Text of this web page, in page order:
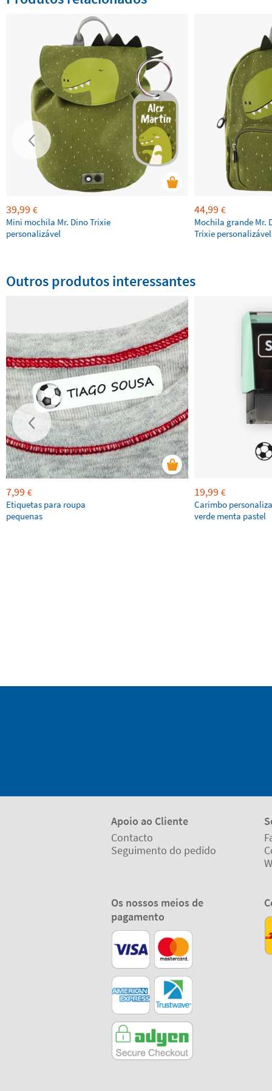
39,99 €
Mini mochila Mr. Dino Trixie
personalizável
44,99 €
Mochila grande Mr.
Trixie personalizável
Outros produtos interessantes
7,99 €
Etiquetas para roupa
pequenas
19,99 €
Carimbo
verde menta pastel
Apoio ao Cliente
Contacto
Seguimento do pedido
Os nossos meios de
pagamento